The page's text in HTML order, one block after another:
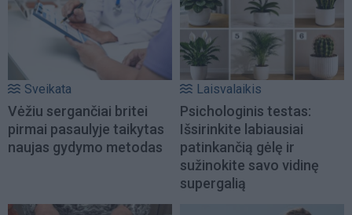
Sveikata
Vėžiu sergančiai britei
pirmai pasaulyje taikytas
naujas gydymo metodas
Laisvalaikis
Psichologinis testas:
Išsirinkite labiausiai
patinkančią gėlę ir
sužinokite savo vidinę
supergalią